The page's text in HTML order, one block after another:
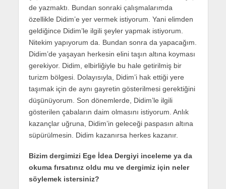
de yazmaktı. Bundan sonraki çalışmalarımda
özellikle Didim’e yer vermek istiyorum. Yani elimden
geldiğince Didim’le ilgili şeyler yapmak istiyorum.
Nitekim yapıyorum da. Bundan sonra da yapacağım.
Didim’de yaşayan herkesin elini taşın altına koyması
gerekiyor. Didim, elbirliğiyle bu hale getirilmiş bir
turizm bölgesi. Dolayısıyla, Didim’i hak ettiği yere
taşımak için de aynı gayretin gösterilmesi gerektiğini
düşünüyorum. Son dönemlerde, Didim’le ilgili
gösterilen çabaların daim olmasını istiyorum. Anlık
kazançlar uğruna, Didim’in geleceği paspasın altına
süpürülmesin. Didim kazanırsa herkes kazanır.
Bizim dergimizi Ege İdea Dergiyi inceleme ya da
okuma fırsatınız oldu mu ve dergimiz için neler
söylemek istersiniz?